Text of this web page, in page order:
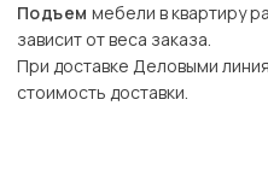
Подъем мебели в квартиру
зависит от веса заказа.
При доставке Деловыми
стоимость доставки.